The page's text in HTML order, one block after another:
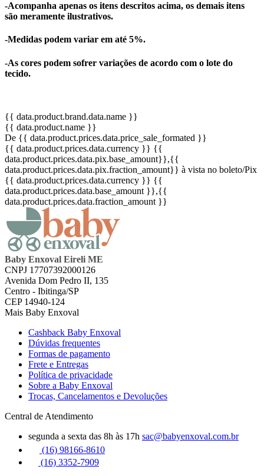
-Acompanha apenas os itens descritos acima, os demais itens
são meramente ilustrativos.
-Medidas podem variar em até 5%.
-As cores podem sofrer variações de acordo com o lote do
tecido.
{{ data.product.brand.data.name }}
{{ data.product.name }}
De {{ data.product.prices.data.price_sale_formated }}
{{ data.product.prices.data.currency }} {{
data.product.prices.data.pix.base_amount}},{{
data.product.prices.data.pix.fraction_amount}} à vista no boleto/Pix
{{ data.product.prices.data.currency }} {{
data.product.prices.data.base_amount }},{{
data.product.prices.data.fraction_amount }}
Baby Enxoval Eireli ME
CNPJ 17707392000126
Avenida Dom Pedro II, 135
Centro - Ibitinga/SP
CEP 14940-124
Mais Baby Enxoval
Cashback Baby Enxoval
Dúvidas frequentes
Formas de pagamento
Frete e Entregas
Política de privacidade
Sobre a Baby Enxoval
Trocas, Cancelamentos e Devoluções
Central de Atendimento
segunda a sexta das 8h às 17h sac@babyenxoval.com.br
(16) 98166-8610
(16) 3352-7909